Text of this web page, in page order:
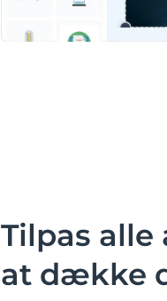
Tilpas
at dække